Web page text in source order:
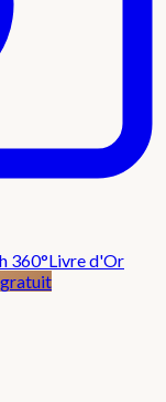
360°Livre d'Or